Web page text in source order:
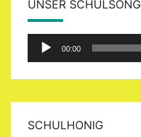
UNSER SCHULSONG
Audio-
Player
00:00
SCHULHONIG